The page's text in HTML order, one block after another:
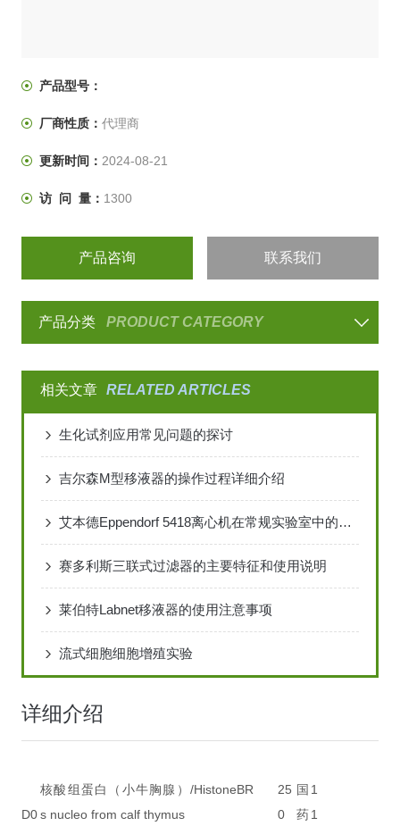
产品型号：
厂商性质： 代理商
更新时间： 2024-08-21
访 问 量： 1300
产品咨询 联系我们
产品分类 PRODUCT CATEGORY
相关文章 RELATED ARTICLES
生化试剂应用常见问题的探讨
吉尔森M型移液器的操作过程详细介绍
艾本德Eppendorf 5418离心机在常规实验室中的标准化操作流程
赛多利斯三联式过滤器的主要特征和使用说明
莱伯特Labnet移液器的使用注意事项
流式细胞细胞增殖实验
详细介绍
D0
核酸组蛋白（小牛胸腺）/Histone
s nucleo from calf thymus
BR
25
0
国
药
1
1